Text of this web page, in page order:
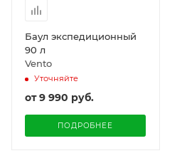
Баул экспедиционный
90 л
Vento
Уточняйте
от9 990 руб.
ПОДРОБНЕЕ